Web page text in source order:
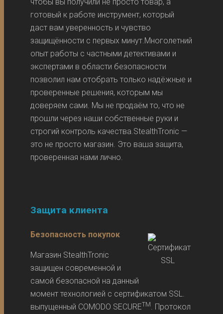
готовый к работе инструмент, который
даст вам уверенность и чувство
защищённости с первых минут.Многолетний
опыт работы с частными детективами и
экспертами в области безопасности
позволил нам отобрать только надёжные и
проверенные решения, которым мы
доверяем сами. Мы не продаём то, что не
прошли через наши собственные руки и
строгий контроль качества.StealthTronic —
это не просто магазин. Это ваша защита,
проверенная нами лично.
Защита клиента
Безопасность покупок
Магазин StealthTronic
защищен современной и
самой безопасной на данный
момент технологией с сертификатом SSL.
выпущенный COMODO SECURETM
. Протокол